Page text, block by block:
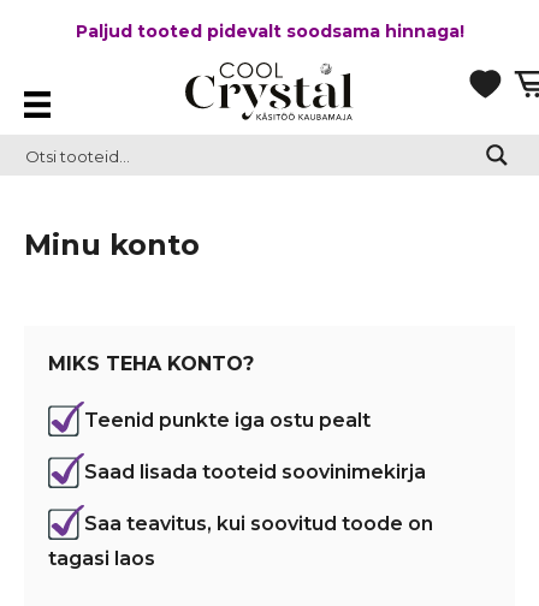
Paljud tooted pidevalt soodsama hinnaga!
Minu konto
MIKS TEHA KONTO?
Teenid punkte iga ostu pealt
Saad lisada tooteid soovinimekirja
Saa teavitus, kui soovitud toode on
tagasi laos